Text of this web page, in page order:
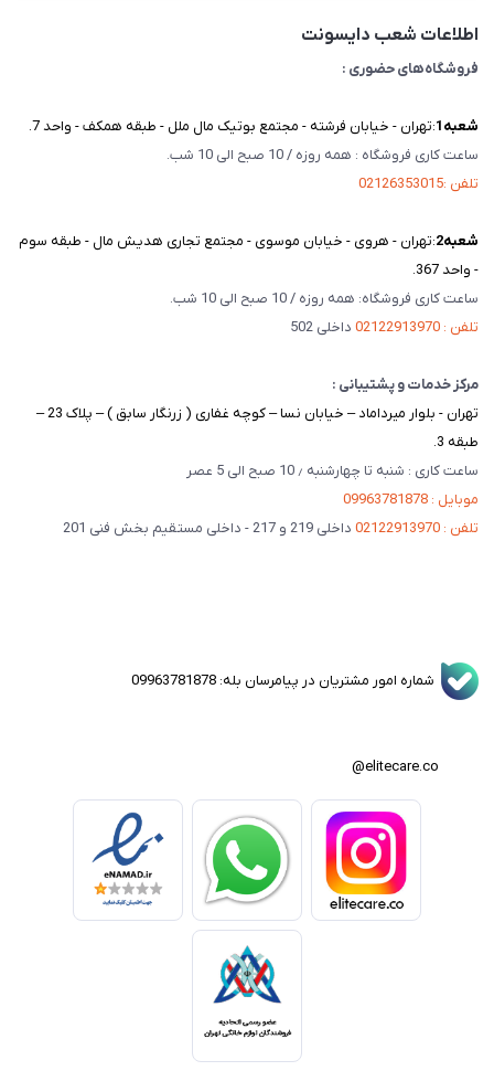
تماس با ما
اطلاعات شعب دایسونت
فروشگاه‌های حضوری :
شعبه‌1 :تهران - خیابان فرشته - مجتمع بوتیک مال ملل - طبقه همکف - واحد 7.
ساعت کاری فروشگاه : همه روزه / 10 صبح الی 10 شب.
تلفن :02126353015
شعبه‌2 :تهران - هروی - خیابان موسوی - مجتمع تجاری هدیش مال - طبقه سوم
- واحد 367.
ساعت کاری فروشگاه: همه روزه / 10 صبح الی 10 شب.
تلفن : 02122913970
داخلی 502
مرکز خدمات و پشتیبانی :
تهران - بلوار میرداماد – خیابان نسا – کوچه غفاری ( زرنگار سابق ) – پلاک 23 –
طبقه 3.
ساعت کاری : شنبه تا چهارشنبه ٫ 10 صبح الی 5 عصر
موبایل : 09963781878
تلفن : 02122913970
داخلی 219 و 217 - داخلی مستقیم بخش فنی 201
شماره امور مشتریان در پیامرسان بله: 09963781878